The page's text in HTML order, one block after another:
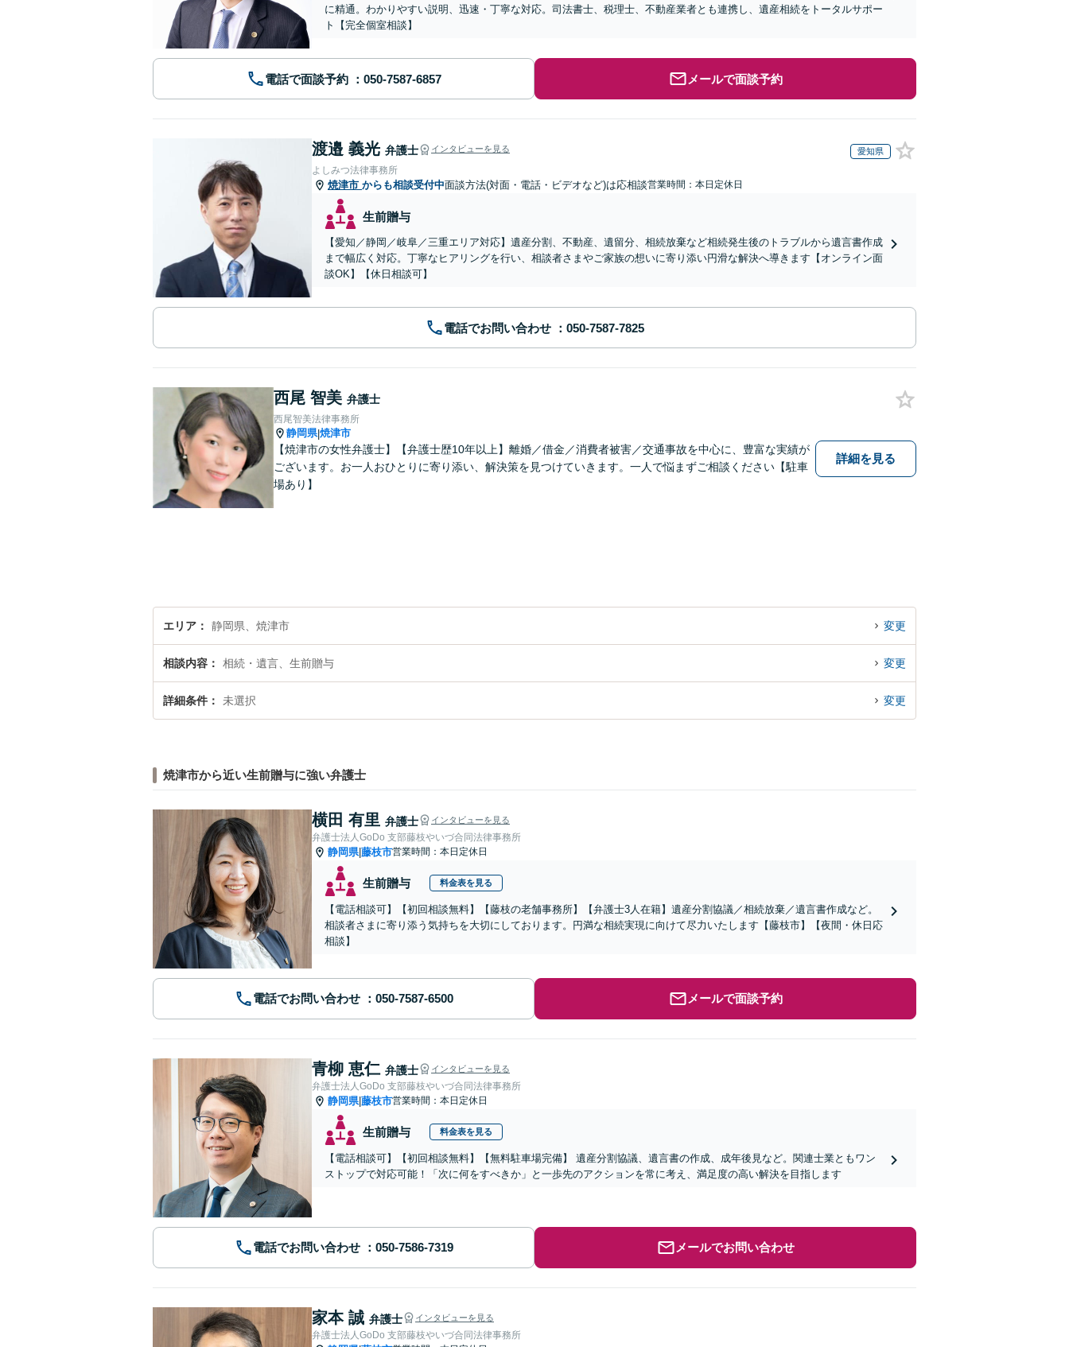
に精通。わかりやすい説明、迅速・丁寧な対応。司法書士、税理士、不動産業者とも連携し、遺産相続をトータルサポー
ト【完全個室相談】
電話で面談予約 メールで面談予約
渡邉 義光 弁護士 インタビューを見る 愛知県
よしみつ法律事務所
焼津市 からも相談受付中面談方法(対面・電話・ビデオなど)は応相談営業時間：本日定休日
生前贈与
【愛知／静岡／岐阜／三重エリア対応】遺産分割、不動産、遺留分、相続放棄など相続発生後のトラブルから遺言書作成
まで幅広く対応。丁寧なヒアリングを行い、相談者さまやご家族の想いに寄り添い円滑な解決へ導きます【オンライン面
談OK】【休日相談可】
電話でお問い合わせ
西尾 智美 弁護士
西尾智美法律事務所
静岡県|焼津市
【焼津市の女性弁護士】【弁護士歴10年以上】離婚／借金／消費者被害／交通事故を中心に、豊富な実績が
ございます。お一人おひとりに寄り添い、解決策を見つけていきます。一人で悩まずご相談ください【駐車
場あり】
詳細を見る
エリア 静岡県、焼津市 変更
相談内容 相続・遺言、生前贈与 変更
詳細条件 未選択 変更
焼津市から近い生前贈与に強い弁護士
横田 有里 弁護士 インタビューを見る
弁護士法人GoDo 支部藤枝やいづ合同法律事務所
静岡県|藤枝市営業時間：本日定休日
生前贈与 料金表を見る
【電話相談可】【初回相談無料】【藤枝の老舗事務所】【弁護士3人在籍】遺産分割協議／相続放棄／遺言書作成など。
相談者さまに寄り添う気持ちを大切にしております。円満な相続実現に向けて尽力いたします【藤枝市】【夜間・休日応
相談】
電話でお問い合わせ メールで面談予約
青柳 恵仁 弁護士 インタビューを見る
弁護士法人GoDo 支部藤枝やいづ合同法律事務所
静岡県|藤枝市営業時間：本日定休日
生前贈与 料金表を見る
【電話相談可】【初回相談無料】【無料駐車場完備】 遺産分割協議、遺言書の作成、成年後見など。関連士業ともワン
ストップで対応可能！「次に何をすべきか」と一歩先のアクションを常に考え、満足度の高い解決を目指します
電話でお問い合わせ メールでお問い合わせ
家本 誠 弁護士 インタビューを見る
弁護士法人GoDo 支部藤枝やいづ合同法律事務所